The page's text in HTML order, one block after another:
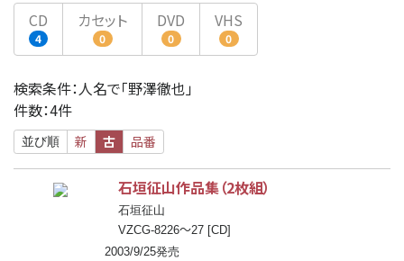
CD
4
カセット
0
DVD
0
VHS
0
検索条件：人名で「野澤徹也」
件数：4件
並び順 新 古 品番
石垣征山作品集（2枚組）
石垣征山
VZCG-8226〜27 [CD]
2003/9/25発売